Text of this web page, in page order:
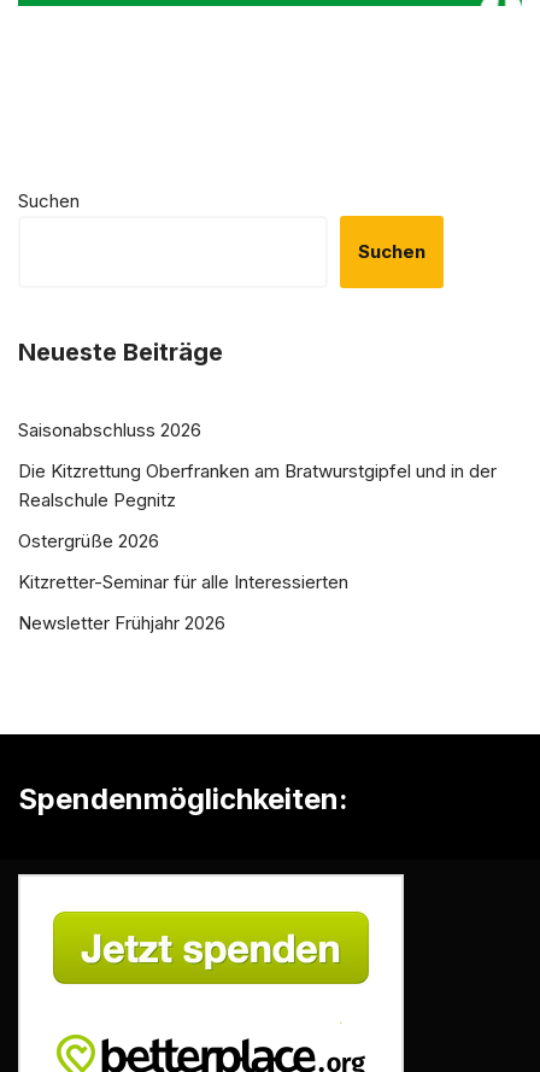
Suchen
Suchen
Neueste Beiträge
Saisonabschluss 2026
Die Kitzrettung Oberfranken am Bratwurstgipfel und in der
Realschule Pegnitz
Ostergrüße 2026
Kitzretter-Seminar für alle Interessierten
Newsletter Frühjahr 2026
Spendenmöglichkeiten: